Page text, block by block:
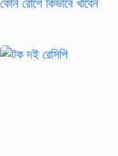
কোন রোগে কিভাবে খাবেন